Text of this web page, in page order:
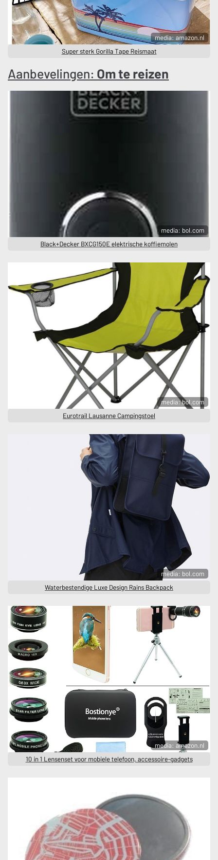
media: amazon.nl
Super sterk Gorilla Tape Reismaat
Aanbevelingen: Om te reizen
media: bol.com
Black+Decker BXCG150E elektrische koffiemolen
media: bol.com
Eurotrail Lausanne Campingstoel
media: bol.com
Waterbestendige Luxe Design Rains Backpack
media: amazon.nl
10 in 1 Lensenset voor mobiele telefoon, accessoire-gadgets